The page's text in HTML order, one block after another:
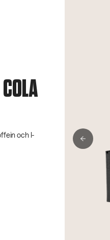
och l-